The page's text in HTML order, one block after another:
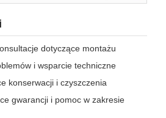
dotyczące montażu
i wsparcie techniczne
konserwacji i czyszczenia
gwarancji i pomoc w zakresie